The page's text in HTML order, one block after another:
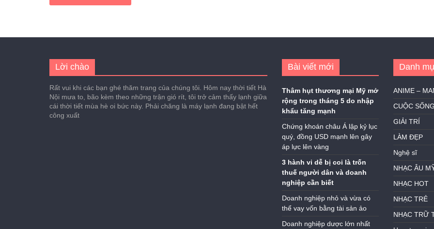
Lời chào
Rất vui khi các bạn ghé thăm trang của chúng tôi. Hôm nay thời tiết Hà
Nội mưa to, bão kèm theo những trận gió rít, tôi trở cảm thấy lạnh giữa
cái thời tiết mùa hè oi bức này. Phải chăng là máy lạnh đang bật hết
công xuất
Bài viết mới
Thâm hụt thương mại Mỹ mở
rộng trong tháng 5 do nhập
khẩu tăng mạnh
Chứng khoán châu Á lập kỷ lục
quý, đồng USD mạnh lên gây
áp lực lên vàng
3 hành vi dễ bị coi là trốn
thuế người dân và doanh
nghiệp cần biết
Doanh nghiệp nhỏ và vừa có
thể vay vốn bằng tài sản ảo
Doanh nghiệp dược lớn nhất
Danh
ANIME –
CUỘC
GIẢI TRÍ
LÀM ĐẸP
Nghệ sĩ
NHẠC ÂU
NHẠC HOT
NHẠC TRẺ
NHẠC TRỮ